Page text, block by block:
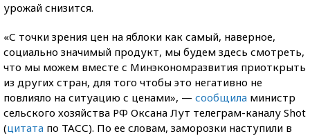
урожай снизится.
«С точки зрения цен на яблоки как самый, наверное,
социально значимый продукт, мы будем здесь смотреть,
что мы можем вместе с Минэкономразвития приоткрыть
из других стран, для того чтобы это негативно не
повлияло на ситуацию с ценами», — сообщила министр
сельского хозяйства РФ Оксана Лут телеграм-каналу Shot
(цитата по ТАСС). По ее словам, заморозки наступили в